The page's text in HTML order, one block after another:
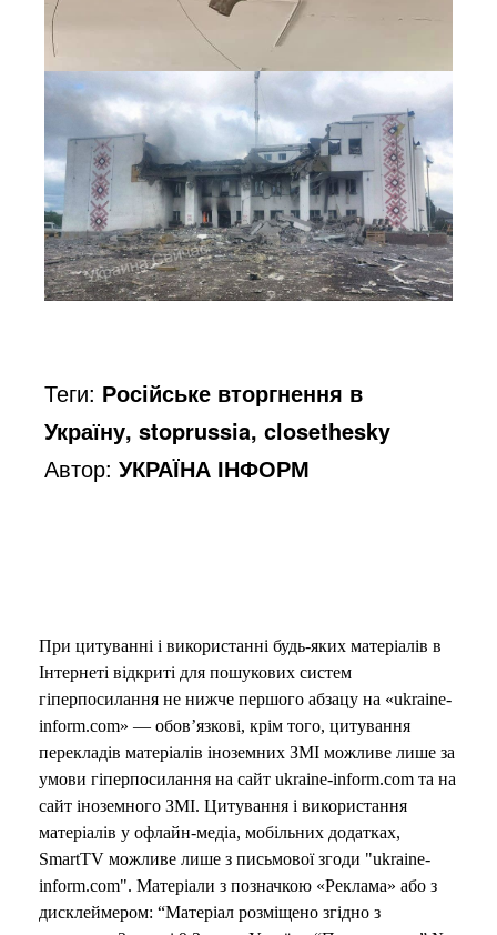
Теги: Російське вторгнення в
Україну, stoprussia, closethesky
Автор:УКРАЇНА ІНФОРМ
При цитуванні і використанні будь-яких матеріалів в
Інтернеті відкриті для пошукових систем
гіперпосилання не нижче першого абзацу на «ukraine-
inform.com» — обов’язкові, крім того, цитування
перекладів матеріалів іноземних ЗМІ можливе лише за
умови гіперпосилання на сайт ukraine-inform.com та на
сайт іноземного ЗМІ. Цитування і використання
матеріалів у офлайн-медіа, мобільних додатках,
SmartTV можливе лише з письмової згоди "ukraine-
inform.com". Матеріали з позначкою «Реклама» або з
дисклеймером: “Матеріал розміщено згідно з